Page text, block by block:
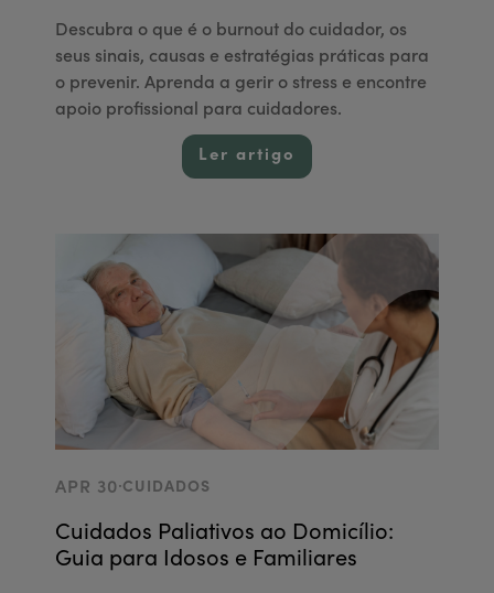
Descubra o que é o burnout do cuidador, os
seus sinais, causas e estratégias práticas para
o prevenir. Aprenda a gerir o stress e encontre
apoio profissional para cuidadores.
Ler artigo
APR 30.CUIDADOS
Cuidados Paliativos ao Domicílio:
Guia para Idosos e Familiares